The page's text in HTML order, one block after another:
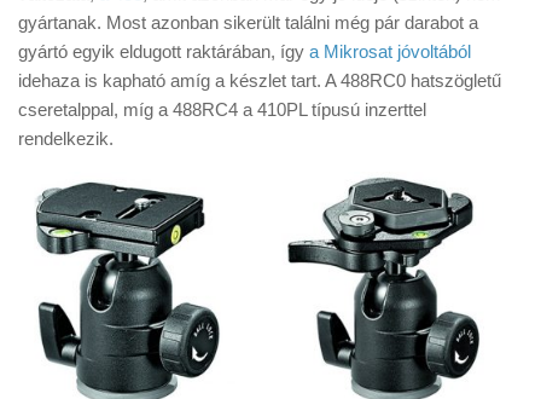
Helyszíni Riport
E-BB
gyártanak. Most azonban sikerült találni még pár darabot a
gyártó egyik eldugott raktárában, így a Mikrosat jóvoltából
idehaza is kapható amíg a készlet tart. A 488RC0 hatszögletű
cseretalppal, míg a 488RC4 a 410PL típusú inzerttel
rendelkezik.